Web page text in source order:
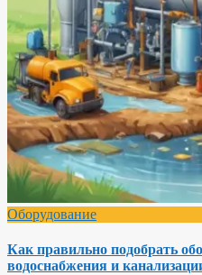
Оборудование
Как правильно подобрать
водоснабжения и